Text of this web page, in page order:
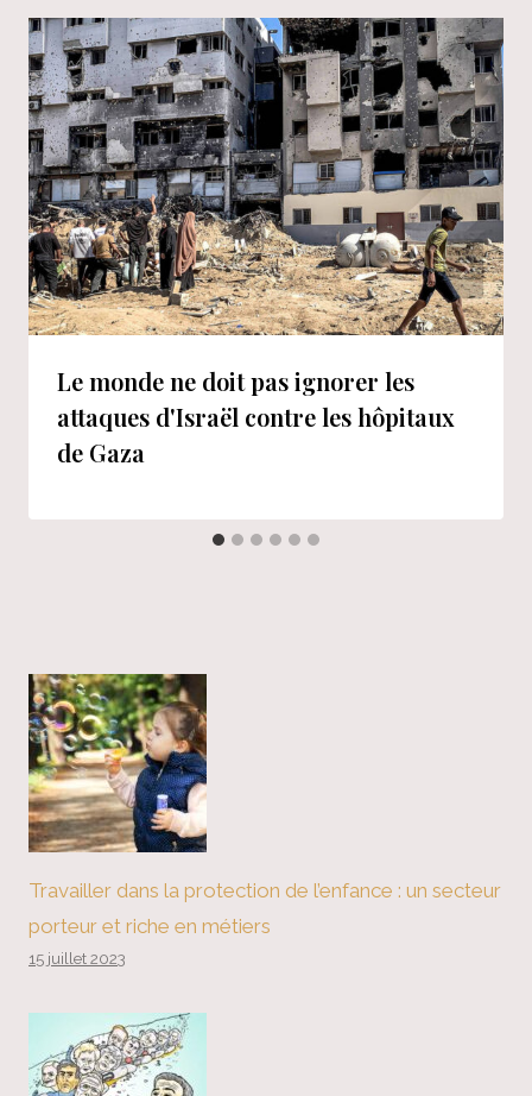
Le monde ne doit pas ignorer les
attaques d'Israël contre les hôpitaux
de Gaza
Travailler dans la protection de l’enfance : un secteur
porteur et riche en métiers
15 juillet 2023